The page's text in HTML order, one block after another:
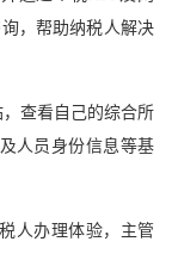
，帮助纳税人解决
查看自己的综合所
人员身份信息等基
人办理体验，主管